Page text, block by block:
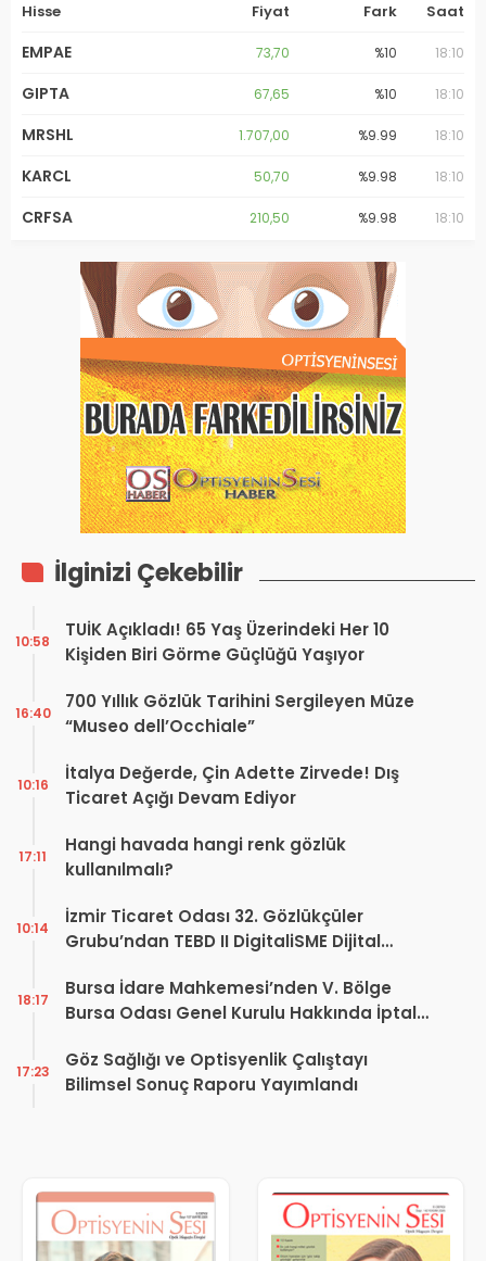
Hisse Fiyat Fark Saat
EMPAE 73,70 %10 18:10
GIPTA 67,65 %10 18:10
MRSHL 1.707,00 %9.99 18:10
KARCL 50,70 %9.98 18:10
CRFSA 210,50 %9.98 18:10
İlginizi Çekebilir
TUİK Açıkladı! 65 Yaş Üzerindeki Her 10
Kişiden Biri Görme Güçlüğü Yaşıyor
10:58
700 Yıllık Gözlük Tarihini Sergileyen Müze
“Museo dell’Occhiale”
16:40
İtalya Değerde, Çin Adette Zirvede! Dış
Ticaret Açığı Devam Ediyor
10:16
Hangi havada hangi renk gözlük
kullanılmalı?
17:11
İzmir Ticaret Odası 32. Gözlükçüler
Grubu’ndan TEBD II DigitaliSME Dijital
10:14
Bursa İdare Mahkemesi’nden V. Bölge
Bursa Odası Genel Kurulu Hakkında İptal
18:17
Göz Sağlığı ve Optisyenlik Çalıştayı
Bilimsel Sonuç Raporu Yayımlandı
17:23